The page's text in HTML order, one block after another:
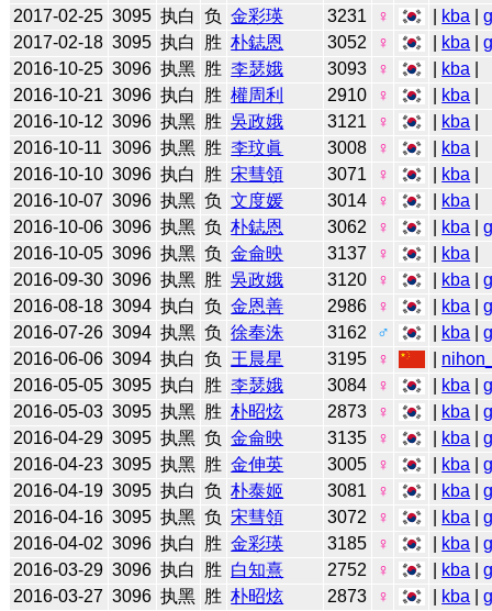
2017-02-25 3095 执白 负 金彩瑛 3231 ♀ kba |
2017-02-18 3095 执白 胜 朴鋕恩 3052 ♀ kba |
2016-10-25 3096 执黑 胜 李瑟娥 3093 ♀ kba
2016-10-21 3096 执白 胜 權周利 2910 ♀ kba
2016-10-12 3096 执黑 胜 吳政娥 3121 ♀ kba
2016-10-11 3096 执黑 胜 李玟眞 3008 ♀ kba
2016-10-10 3096 执白 胜 宋彗領 3071 ♀ kba
2016-10-07 3096 执黑 负 文度媛 3014 ♀ kba
2016-10-06 3096 执黑 负 朴鋕恩 3062 ♀ kba |
2016-10-05 3096 执黑 负 金侖映 3137 ♀ kba
2016-09-30 3096 执黑 胜 吳政娥 3120 ♀ kba |
2016-08-18 3094 执白 负 金恩善 2986 ♀ kba |
2016-07-26 3094 执黑 负 徐奉洙 3162 ♂ kba |
2016-06-06 3094 执白 负 王晨星 3195 ♀
2016-05-05 3095 执白 胜 李瑟娥 3084 ♀ kba |
2016-05-03 3095 执黑 胜 朴昭炫 2873 ♀ kba |
2016-04-29 3095 执黑 负 金侖映 3135 ♀ kba |
2016-04-23 3095 执黑 胜 金伸英 3005 ♀ kba |
2016-04-19 3095 执白 负 朴泰姬 3081 ♀ kba |
2016-04-16 3095 执黑 负 宋彗領 3072 ♀ kba |
2016-04-02 3096 执白 胜 金彩瑛 3185 ♀ kba |
2016-03-29 3096 执白 胜 白知熹 2752 ♀ kba |
2016-03-27 3096 执黑 胜 朴昭炫 2873 ♀ kba |